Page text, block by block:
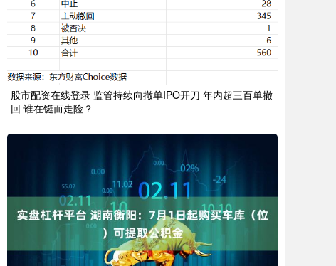
股市配资在线登录 监管持续向撤单IPO开刀 年内超三百单撤
回 谁在铤而走险？